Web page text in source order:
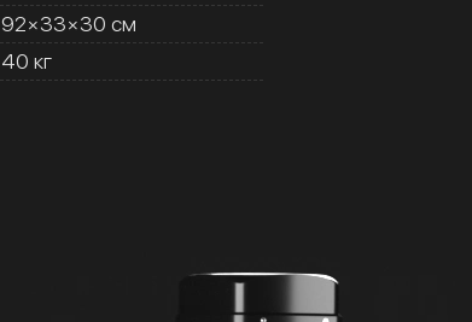
92×33×30 см
40 кг